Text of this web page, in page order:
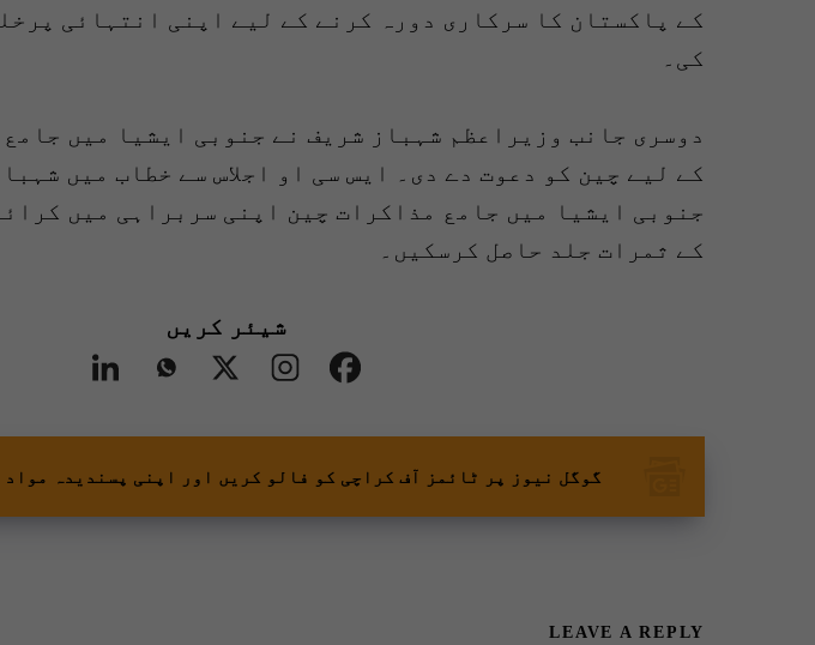
کے پاکستان کا سرکاری دورہ کرنے کے لیے اپنی انتہائی
کی۔
دوسری جانب وزیراعظم شہباز شریف نے جنوبی ایشیا میں
کے لیے چین کو دعوت دے دی۔ ایس سی او اجلاس سے خطاب میں
جنوبی ایشیا میں جامع مذاکرات چین اپنی سربراہی میں
کے ثمرات جلد حاصل کرسکیں۔
شیئر کریں
گوگل نیوز پر ٹائمز آف کراچی کو فالو کریں اور اپنی پسندیدہ مواد
LEAVE A REPLY